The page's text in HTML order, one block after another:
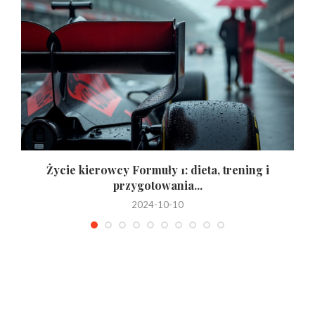
Życie kierowcy Formuły 1: dieta, trening i
przygotowania...
2024-10-10